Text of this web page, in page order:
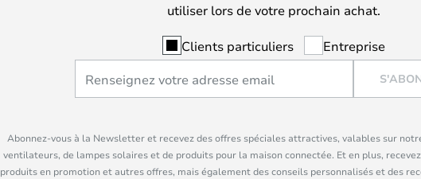
utiliser lors de votre prochain achat.
Clients particuliers Entreprise
Abonnez-vous à la Newsletter et recevez des offres spéciales attractives, valables sur
ventilateurs, de lampes solaires et de produits pour la maison connectée. Et en plus,
produits en promotion et autres offres, mais également des conseils personnalisés et des